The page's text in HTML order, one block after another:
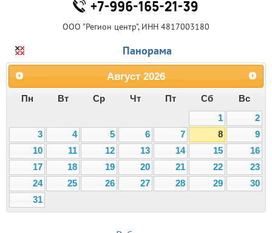
ООО "Регион центр", ИНН 4817003180
Панорама
Август 2026
Пн Вт Ср Чт Пт Сб
Вс
1
2
3
4 5 6 7 8
9
10
11 12 13 14 15
16
17
18 19 20 21 22
23
24
25 26 27 28 29
30
31